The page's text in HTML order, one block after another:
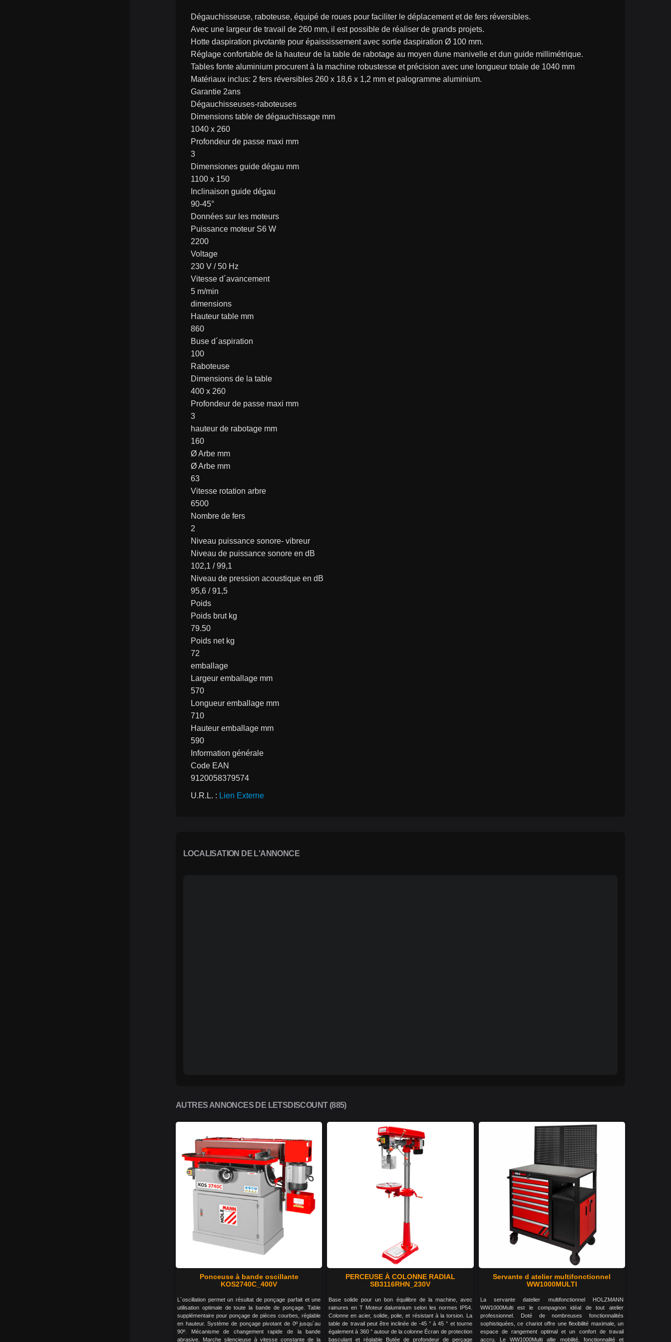
Dégauchisseuse, raboteuse, équipé de roues pour faciliter le déplacement et de fers réversibles.
Avec une largeur de travail de 260 mm, il est possible de réaliser de grands projets.
Hotte daspiration pivotante pour épaississement avec sortie daspiration Ø 100 mm.
Réglage confortable de la hauteur de la table de rabotage au moyen dune manivelle et dun guide millimétrique.
Tables fonte aluminium procurent à la machine robustesse et précision avec une longueur totale de 1040 mm
Matériaux inclus: 2 fers réversibles 260 x 18,6 x 1,2 mm et palogramme aluminium.
Garantie 2ans
Dégauchisseuses-raboteuses
Dimensions table de dégauchissage mm
1040 x 260
Profondeur de passe maxi mm
3
Dimensiones guide dégau mm
1100 x 150
Inclinaison guide dégau
90-45°
Données sur les moteurs
Puissance moteur S6 W
2200
Voltage
230 V / 50 Hz
Vitesse d´avancement
5 m/min
dimensions
Hauteur table mm
860
Buse d´aspiration
100
Raboteuse
Dimensions de la table
400 x 260
Profondeur de passe maxi mm
3
hauteur de rabotage mm
160
Ø Arbe mm
Ø Arbe mm
63
Vitesse rotation arbre
6500
Nombre de fers
2
Niveau puissance sonore- vibreur
Niveau de puissance sonore en dB
102,1 / 99,1
Niveau de pression acoustique en dB
95,6 / 91,5
Poids
Poids brut kg
79.50
Poids net kg
72
emballage
Largeur emballage mm
570
Longueur emballage mm
710
Hauteur emballage mm
590
Information générale
Code EAN
9120058379574
U.R.L. : Lien Externe
LOCALISATION DE L'ANNONCE
AUTRES ANNONCES DE LETSDISCOUNT (885)
Ponceuse à bande oscillante
KOS2740C_400V
L´oscillation permet un résultat de ponçage parfait et une
utilisation optimale de toute la bande de ponçage. Table
supplémentaire pour ponçage de pièces courbes, réglable
en hauteur. Système de ponçage pivotant de 0º jusqu´au
90º. Mécanisme de changement rapide de la bande
abrasive. Marche silencieuse à vitesse constante de la
PERCEUSE À COLONNE RADIAL
SB3116RHN_230V
Base solide pour un bon équilibre de la machine, avec
rainures en T Moteur daluminium selon les normes IP54.
Colonne en acier, solide, polie, et résistant à la torsion. La
table de travail peut être inclinée de -45 ° à 45 ° et tourne
également à 360 ° autour de la colonne Écran de protection
basculant et réglable Butée de profondeur de perçage
Servante d atelier multifonctionnel
WW1000MULTI
La servante datelier multifonctionnel HOLZMANN
WW1000Multi est le compagnon idéal de tout atelier
professionnel. Doté de nombreuses fonctionnalités
sophistiquées, ce chariot offre une flexibilité maximale, un
espace de rangement optimal et un confort de travail
accru. Le WW1000Multi allie mobilité, fonctionnalité et